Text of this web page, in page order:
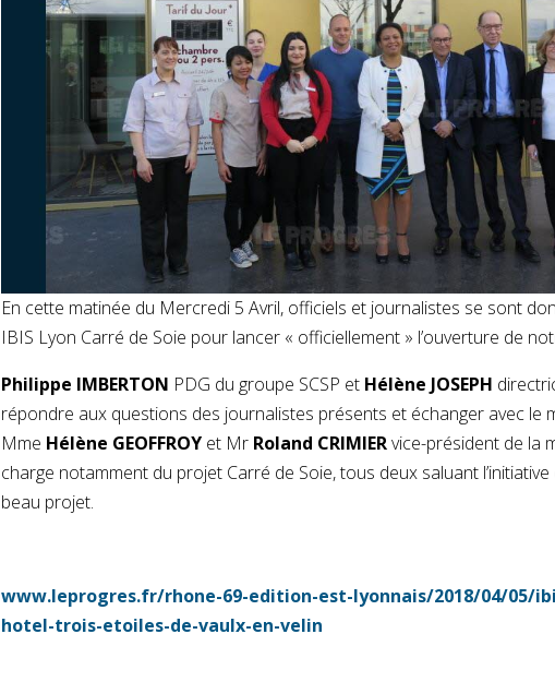
En cette matinée du Mercredi 5 Avril, officiels et journalistes se sont
IBIS Lyon Carré de Soie pour lancer « officiellement » l’ouverture de
Philippe IMBERTON PDG du groupe SCSP et Hélène JOSEPH
répondre aux questions des journalistes présents et échanger avec le
Mme Hélène GEOFFROY et Mr Roland CRIMIERvice-président de la
charge notamment du projet Carré de Soie, tous deux saluant
beau projet.
www.leprogres.fr/rhone-69-edition-est-lyonnais/2018/04/05/
hotel-trois-etoiles-de-vaulx-en-velin